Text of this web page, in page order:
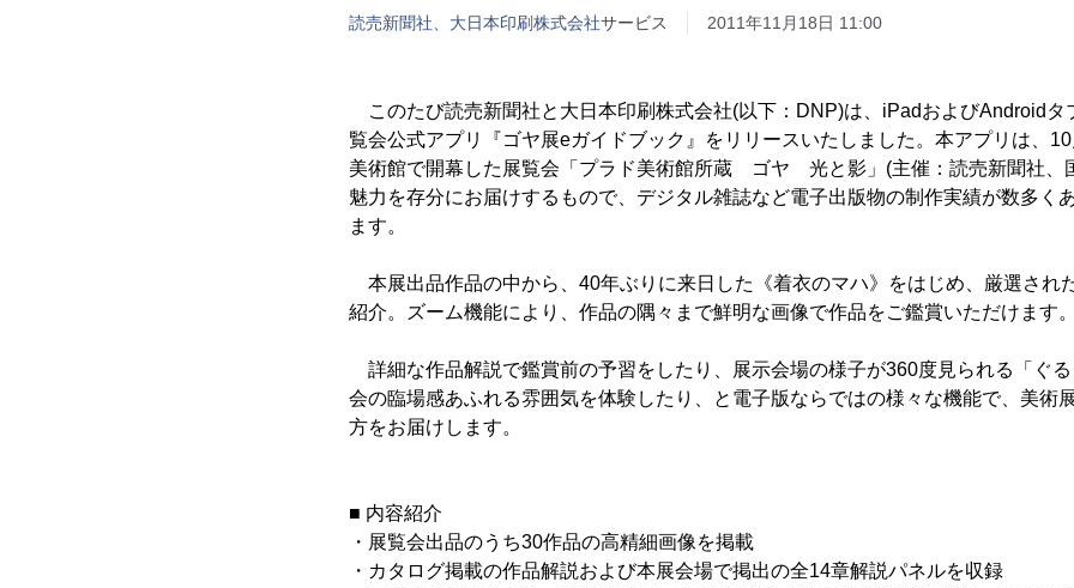
読売新聞社、大日本印刷株式会社サービス 2011年11月18日 11:00
このたび読売新聞社と大日本印刷株式会社(以下：DNP)は、iPadおよびAndroidタ
覧会公式アプリ『ゴヤ展eガイドブック』をリリースいたしました。本アプリは、
美術館で開幕した展覧会「プラド美術館所蔵 ゴヤ 光と影」(主催：読売新聞社、
魅力を存分にお届けするもので、デジタル雑誌など電子出版物の制作実績が数多く
ます。
本展出品作品の中から、40年ぶりに来日した《着衣のマハ》をはじめ、厳選され
紹介。ズーム機能により、作品の隅々まで鮮明な画像で作品をご鑑賞いただけます
詳細な作品解説で鑑賞前の予習をしたり、展示会場の様子が360度見られる「ぐ
会の臨場感あふれる雰囲気を体験したり、と電子版ならではの様々な機能で、美術
方をお届けします。
■ 内容紹介
・展覧会出品のうち30作品の高精細画像を掲載
・カタログ掲載の作品解説および本展会場で掲出の全14章解説パネルを収録